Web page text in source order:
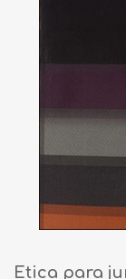
Etica para